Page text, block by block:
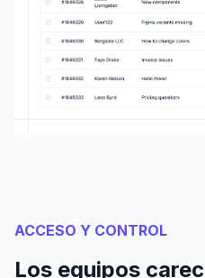
ACCESO Y CONTROL
Los equipos